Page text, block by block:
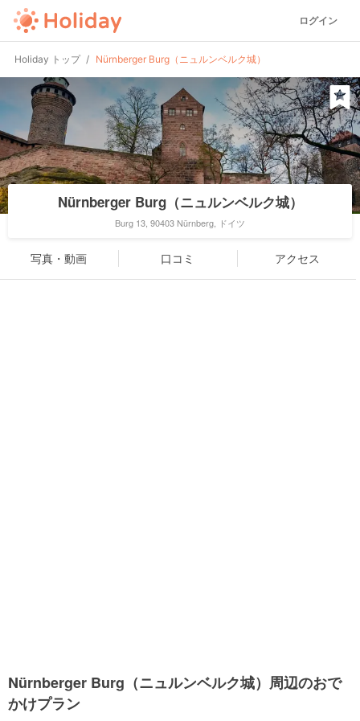
ログイン
Holiday トップ Nürnberger Burg（ニュルンベルク城）
Nürnberger Burg（ニュルンベルク城）
Burg 13, 90403 Nürnberg, ドイツ
写真・動画 口コミ アクセス
Nürnberger Burg（ニュルンベルク城）周辺のおで
かけプラン